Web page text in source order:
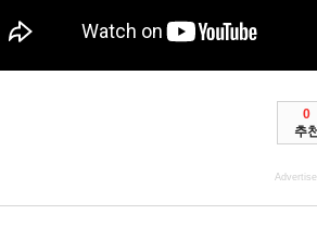
0
추